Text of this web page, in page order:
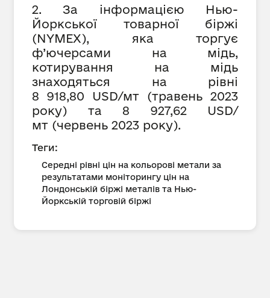
2. За інформацією Нью-
Йоркської товарної біржі
(NYMEX), яка торгує
ф’ючерсами на мідь,
котирування на мідь
знаходяться на рівні
8 918,80 USD/мт (травень 2023
року) та 8 927,62 USD/
мт (червень 2023 року).
Теги:
Середні рівні цін на кольорові метали за
результатами моніторингу цін на
Лондонській біржі металів та Нью-
Йоркській торговій біржі